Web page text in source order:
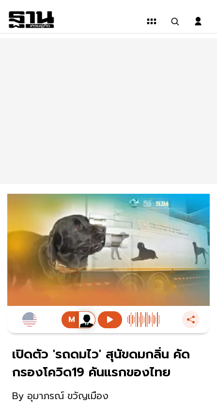
เปิดตัว 'รถดมไว' สุนัขดมกลิ่น คัด
กรองโควิด19 คันแรกของไทย
By อุมาภรณ์ ขวัญเมือง